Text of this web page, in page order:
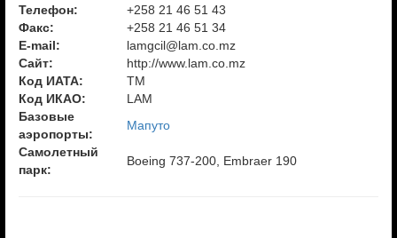
Телефон:
+258 21 46 51 43
Факс:
+258 21 46 51 34
E-mail:
lamgcil@lam.co.mz
Сайт:
http://www.lam.co.mz
Код ИАТА:
TM
Код ИКАО:
LAM
Базовые
аэропорты:
Мапуто
Самолетный
парк:
Boeing 737-200, Embraer 190